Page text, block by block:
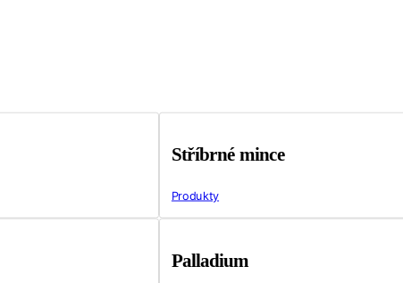
Stříbrné mince
Produkty
Palladium